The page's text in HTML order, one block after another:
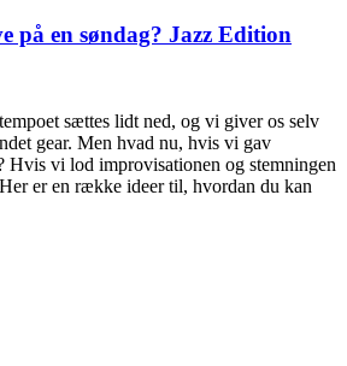
på en søndag? Jazz Edition
sættes lidt ned, og vi giver os selv
gear. Men hvad nu, hvis vi gav
Hvis vi lod improvisationen og stemningen
er en række ideer til, hvordan du kan